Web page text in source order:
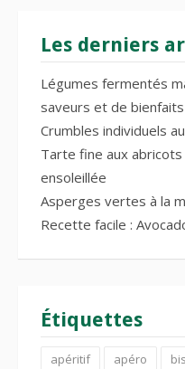
Les derniers
Légumes fermentés
saveurs et de
Crumbles individuels
Tarte fine aux
ensoleillée
Asperges vertes à la
Recette facile :
Étiquettes
apéritif apéro